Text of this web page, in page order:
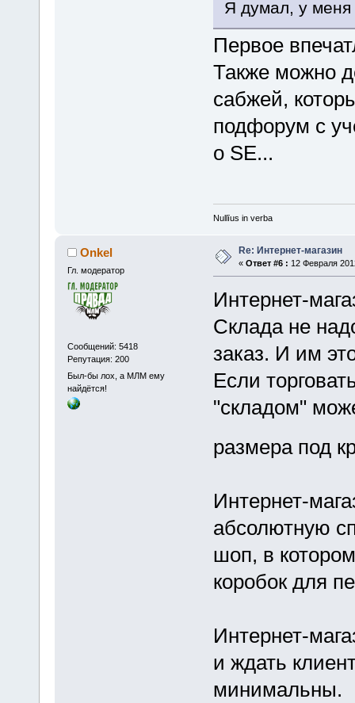
Я думал, у
Первое
Также можно
сабжей,
подфорум с
о SE...
Nullīus in verba
Onkel
Гл. модератор
Сообщений: 5418
Репутация: 200
Был-бы лох, а МЛМ ему
найдётся!
Re: Интернет-магазин
« Ответ #6 : 12 Февраля
Интернет-
Склада не
заказ. И им
Если
"складом"
размера под
Интернет-
абсолютную
шоп, в
коробок для
Интернет-
и ждать
минимальны.